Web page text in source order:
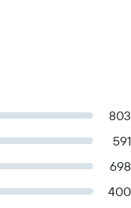
803
591
698
400